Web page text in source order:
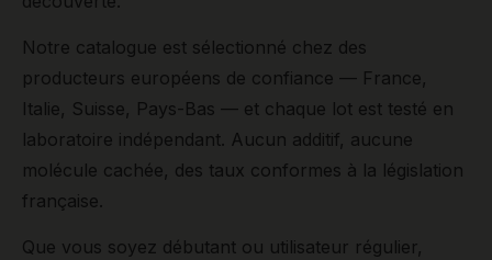
Notre catalogue est sélectionné chez des
producteurs européens de confiance — France,
Italie, Suisse, Pays-Bas — et chaque lot est testé en
laboratoire indépendant. Aucun additif, aucune
molécule cachée, des taux conformes à la législation
française.
Que vous soyez débutant ou utilisateur régulier,